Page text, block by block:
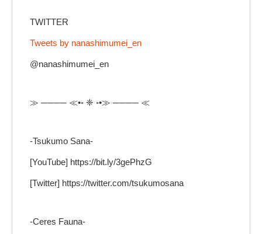
TWITTER
Tweets by nanashimumei_en
@nanashimumei_en
≫ ──── ≪•◦ ❈ ◦•≫ ──── ≪
-Tsukumo Sana-
[YouTube] https://bit.ly/3gePhzG
[Twitter] https://twitter.com/tsukumosana
-Ceres Fauna-